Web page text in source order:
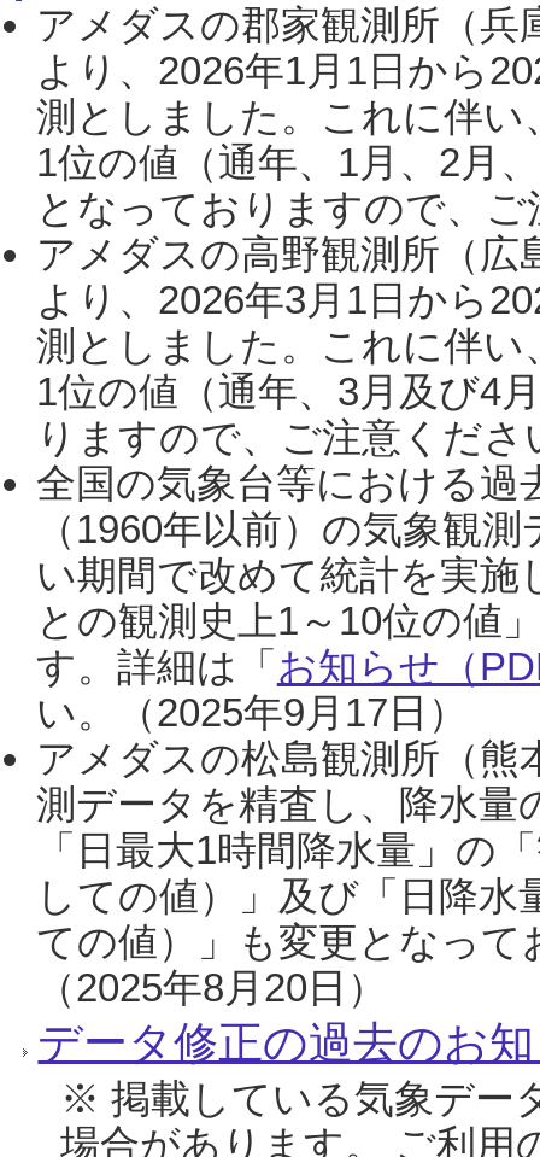
アメダスの郡家観測所（
より、2026年1月1日から
測としました。これに伴い
1位の値（通年、1月、2月
となっておりますので、
アメダスの高野観測所（
より、2026年3月1日から
測としました。これに伴い
1位の値（通年、3月及び4
りますので、ご注意くだ
全国の気象台等における過
（1960年以前）の気象観
い期間で改めて統計を実
との観測史上1～10位の値
す。詳細は「 お知らせ（
い。（2025年9月17日）
アメダスの松島観測所（熊
測データを精査し、降水
「日最大1時間降水量」の
しての値）」及び「日降
ての値）」も変更となっ
（2025年8月20日）
データ修正の過去のお
※ 掲載している気象デー
場合があります。 ご利用